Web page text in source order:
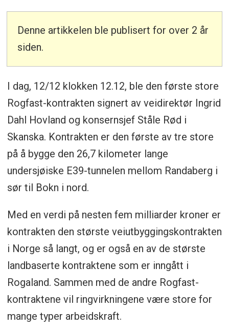
Denne artikkelen ble publisert for over 2 år
siden.
I dag, 12/12 klokken 12.12, ble den første store
Rogfast-kontrakten signert av veidirektør Ingrid
Dahl Hovland og konsernsjef Ståle Rød i
Skanska. Kontrakten er den første av tre store
på å bygge den 26,7 kilometer lange
undersjøiske E39-tunnelen mellom Randaberg i
sør til Bokn i nord.
Med en verdi på nesten fem milliarder kroner er
kontrakten den største veiutbyggingskontrakten
i Norge så langt, og er også en av de største
landbaserte kontraktene som er inngått i
Rogaland. Sammen med de andre Rogfast-
kontraktene vil ringvirkningene være store for
mange typer arbeidskraft.